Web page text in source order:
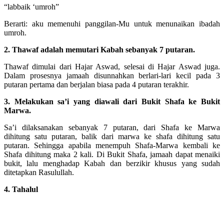
“labbaik ‘umroh”
Berarti: aku memenuhi panggilan-Mu untuk menunaikan ibadah
umroh.
2. Thawaf adalah memutari Kabah sebanyak 7 putaran.
Thawaf dimulai dari Hajar Aswad, selesai di Hajar Aswad juga.
Dalam prosesnya jamaah disunnahkan berlari-lari kecil pada 3
putaran pertama dan berjalan biasa pada 4 putaran terakhir.
3. Melakukan sa’i yang diawali dari Bukit Shafa ke Bukit
Marwa.
Sa’i dilaksanakan sebanyak 7 putaran, dari Shafa ke Marwa
dihitung satu putaran, balik dari marwa ke shafa dihitung satu
putaran. Sehingga apabila menempuh Shafa-Marwa kembali ke
Shafa dihitung maka 2 kali. Di Bukit Shafa, jamaah dapat menaiki
bukit, lalu menghadap Kabah dan berzikir khusus yang sudah
ditetapkan Rasulullah.
4. Tahalul